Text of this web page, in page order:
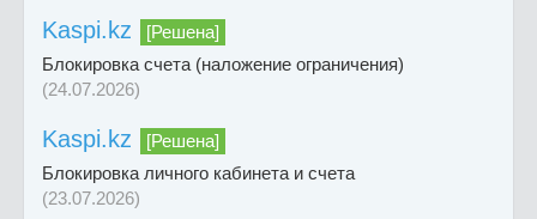
Kaspi.kz
[Решена]
Блокировка счета (наложение ограничения)
(24.07.2026)
Kaspi.kz
[Решена]
Блокировка личного кабинета и счета
(23.07.2026)